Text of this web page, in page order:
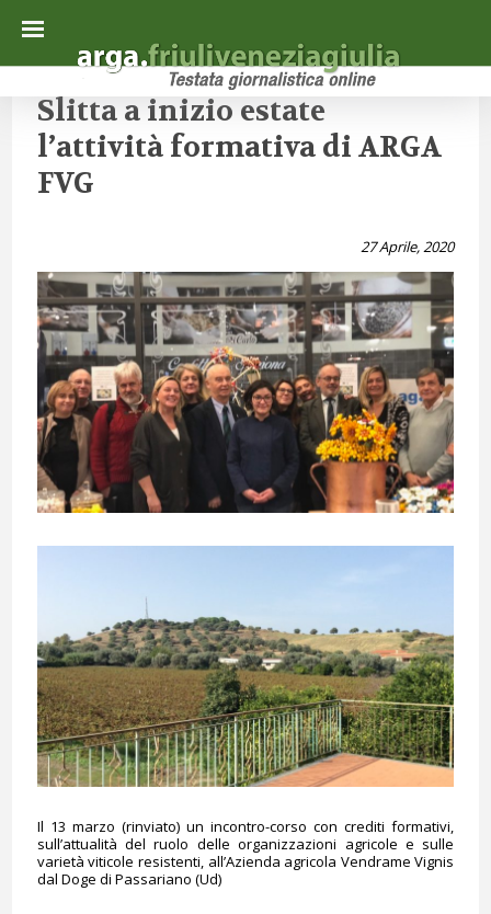
Slitta a inizio estate
l’attività formativa di ARGA
FVG
27 Aprile, 2020
Il 13 marzo (rinviato) un incontro-corso con crediti formativi,
sull’attualità del ruolo delle organizzazioni agricole e sulle
varietà viticole resistenti, all’Azienda agricola Vendrame Vignis
dal Doge di Passariano (Ud)